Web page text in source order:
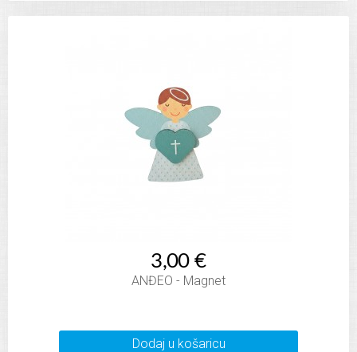
3,00 €
ANĐEO - Magnet
Dodaj u košaricu